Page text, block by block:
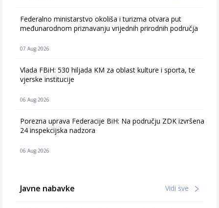
Federalno ministarstvo okoliša i turizma otvara put
međunarodnom priznavanju vrijednih prirodnih područja
07 Aug 2026
Vlada FBiH: 530 hiljada KM za oblast kulture i sporta, te
vjerske institucije
06 Aug 2026
Porezna uprava Federacije BiH: Na području ZDK izvršena
24 inspekcijska nadzora
06 Aug 2026
Javne nabavke Vidi sve